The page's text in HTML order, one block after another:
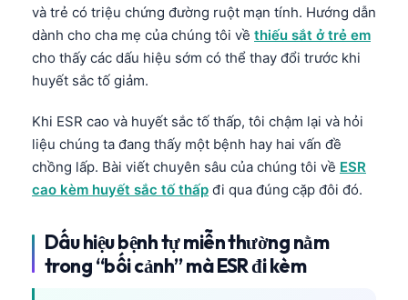
và trẻ có triệu chứng đường ruột mạn tính. Hướng dẫn
dành cho cha mẹ của chúng tôi về thiếu sắt ở trẻ em
cho thấy các dấu hiệu sớm có thể thay đổi trước khi
huyết sắc tố giảm.
Khi ESR cao và huyết sắc tố thấp, tôi chậm lại và hỏi
liệu chúng ta đang thấy một bệnh hay hai vấn đề
chồng lấp. Bài viết chuyên sâu của chúng tôi về ESR
cao kèm huyết sắc tố thấp đi qua đúng cặp đôi đó.
Dấu hiệu bệnh tự miễn thường nằm
trong “bối cảnh” mà ESR đi kèm